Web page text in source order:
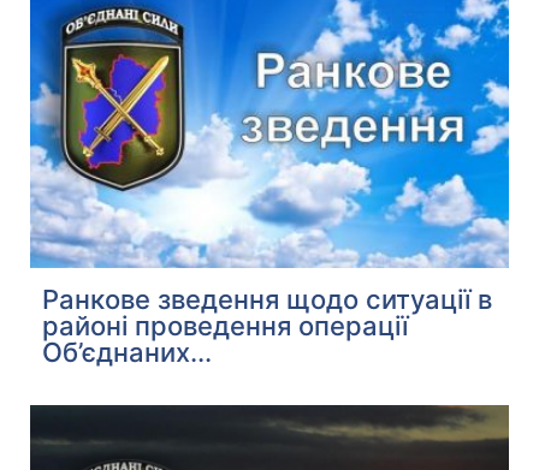
Ранкове зведення щодо ситуації в
районі проведення операції
Об’єднаних...